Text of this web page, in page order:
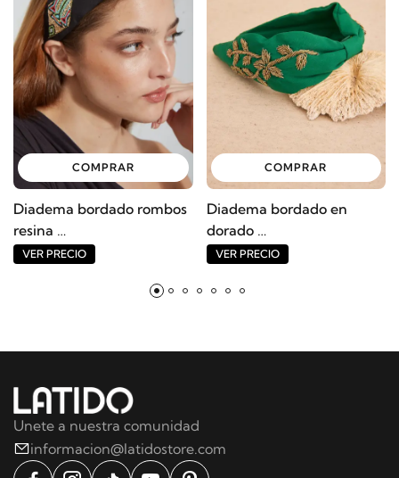
COMPRAR
Diadema bordado rombos
resina
Ref: 11308AP
VER PRECIO
COMPRAR
Diadema bordado en
dorado
Ref: 10371AP
VER PRECIO
Unete a nuestra comunidad
informacion@latidostore.com